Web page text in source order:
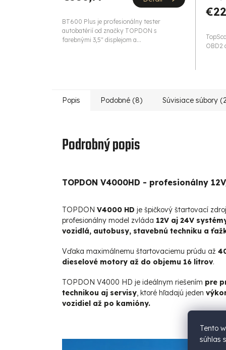
Tento
súhlas
BT600 Plus je profesionálny tester
autobatérií od značky TOPDON s
farebnými 3,5" displejom a...
OBD2
Popis Podobné (8) Súvisiace súbory
Podrobný popis
TOPDON V4000HD - profesionálny
TOPDON V4000 HD je špičkový štartovací
profesionálny model zvláda 12V aj 24V
vozidlá, autobusy, stavebnú techniku a
Vďaka maximálnemu štartovaciemu prúdu až
dieselové motory až do objemu 16 litrov.
TOPDON V4000 HD je ideálnym riešením pre
technikou aj servisy, ktoré hľadajú jeden
vozidiel až po kamióny.